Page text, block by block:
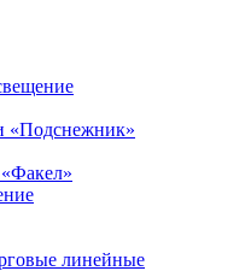
«Подснежник»
линейные